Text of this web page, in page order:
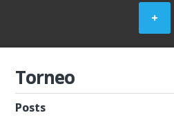
Torneo
Posts